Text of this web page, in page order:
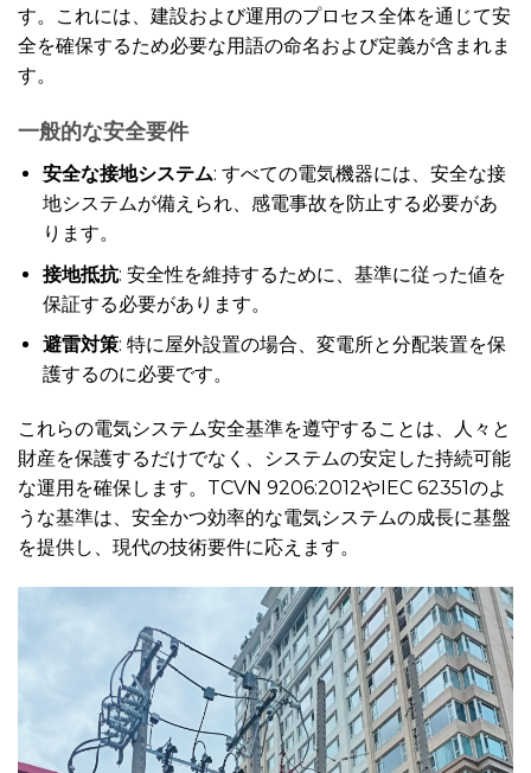
す。これには、建設および運用のプロセス全体を通じて安
全を確保するため必要な用語の命名および定義が含まれま
す。
一般的な安全要件
安全な接地システム: すべての電気機器には、安全な接
地システムが備えられ、感電事故を防止する必要があ
ります。
接地抵抗: 安全性を維持するために、基準に従った値を
保証する必要があります。
避雷対策: 特に屋外設置の場合、変電所と分配装置を保
護するのに必要です。
これらの電気システム安全基準を遵守することは、人々と
財産を保護するだけでなく、システムの安定した持続可能
な運用を確保します。TCVN 9206:2012やIEC 62351のよ
うな基準は、安全かつ効率的な電気システムの成長に基盤
を提供し、現代の技術要件に応えます。